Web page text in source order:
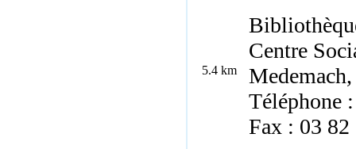
5.4 km
Centre
Téléphone
Fax : 03 82